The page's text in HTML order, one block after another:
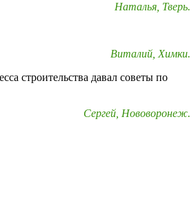
Наталья, Тверь.
Виталий, Химки.
строительства давал советы по
Сергей, Нововоронеж.